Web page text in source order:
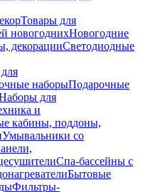
Товары для
новогоднихНовогодние
декорацииСветодиодные
наборыПодарочные
для
и
кабины, поддоны,
Умывальники со
Спа-бассейны с
Бытовые
Фильтры-